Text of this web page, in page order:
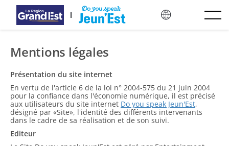
Skip to main content
Mentions légales
Présentation du site internet
En vertu de l'article 6 de la loi n° 2004-575 du 21 juin 2004
pour la confiance dans l'économie numérique, il est précisé
aux utilisateurs du site internet Do you speak Jeun'Est,
désigné par «Site», l'identité des différents intervenants
dans le cadre de sa réalisation et de son suivi.
Editeur